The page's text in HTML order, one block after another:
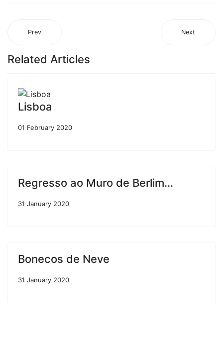
Prev Next
Related Articles
Lisboa
01 February 2020
Regresso ao Muro de Berlim...
31 January 2020
Bonecos de Neve
31 January 2020